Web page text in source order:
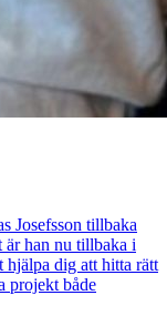
Josefsson tillbaka
är han nu tillbaka i
hjälpa dig att hitta rätt
projekt både